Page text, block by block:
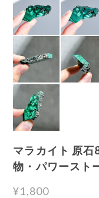
マラカイト 原
物・パワースト
¥1,800